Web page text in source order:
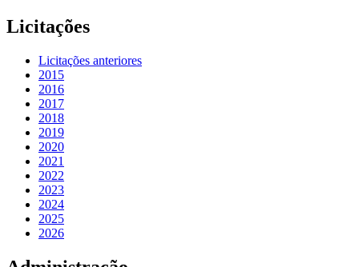
Licitações
Licitações anteriores
2015
2016
2017
2018
2019
2020
2021
2022
2023
2024
2025
2026